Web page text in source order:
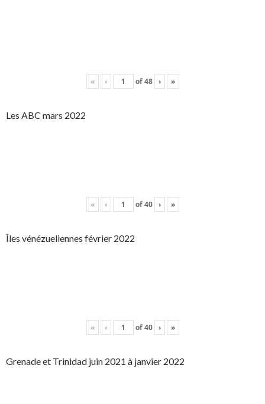
« ‹ of48 › »
Les ABC mars 2022
« ‹ of40 › »
Îles vénézueliennes février 2022
« ‹ of40 › »
Grenade et Trinidad juin 2021 à janvier 2022